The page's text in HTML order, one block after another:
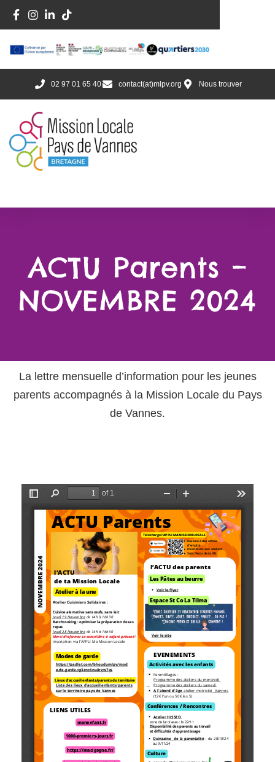
02 97 01 65 40 contact(at)mlpv.org Nous trouver
ACTU Parents –
NOVEMBRE 2024
La lettre mensuelle d’information pour les jeunes
parents accompagnés à la Mission Locale du Pays
de Vannes.